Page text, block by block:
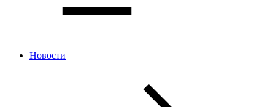
Новости